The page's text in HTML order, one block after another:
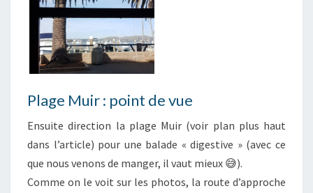
Plage Muir : point de vue
Ensuite direction la plage Muir (voir plan plus haut
dans l’article) pour une balade « digestive » (avec ce
que nous venons de manger, il vaut mieux 😅).
Comme on le voit sur les photos, la route d’approche